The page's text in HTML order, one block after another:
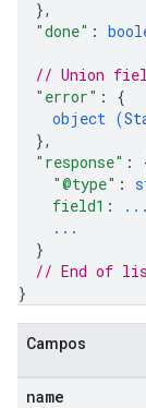
},
"done" :
// Union
"error" : {
object (
},
"response" :
"@type" :
field1 : ...
...
}
// End of
}
Campos
name